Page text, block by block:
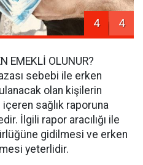
4 4
EMEKLİ OLUNUR?
sebebi ile erken
olan kişilerin
içeren sağlık raporuna
İlgili rapor aracılığı ile
gidilmesi ve erken
yeterlidir.